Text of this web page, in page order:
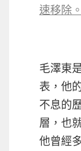
速移除。
毛澤東
表，他
不息的
層，也
他曾經